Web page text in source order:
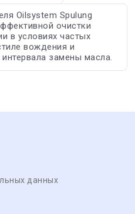
Oilsystem Spulung
очистки
в условиях частых
вождения и
замены масла.
данных